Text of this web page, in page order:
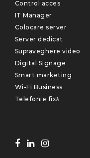
Control acces
IT Manager
Colocare server
Server dedicat
Supraveghere video
Digital Signage
Smart marketing
Wi-Fi Business
Telefonie fixă